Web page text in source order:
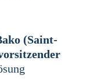
(Saint-